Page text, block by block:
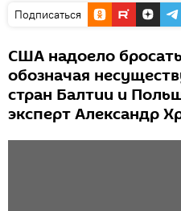
Подписаться
США надоело
обозначая
стран Балтии и
эксперт Александр